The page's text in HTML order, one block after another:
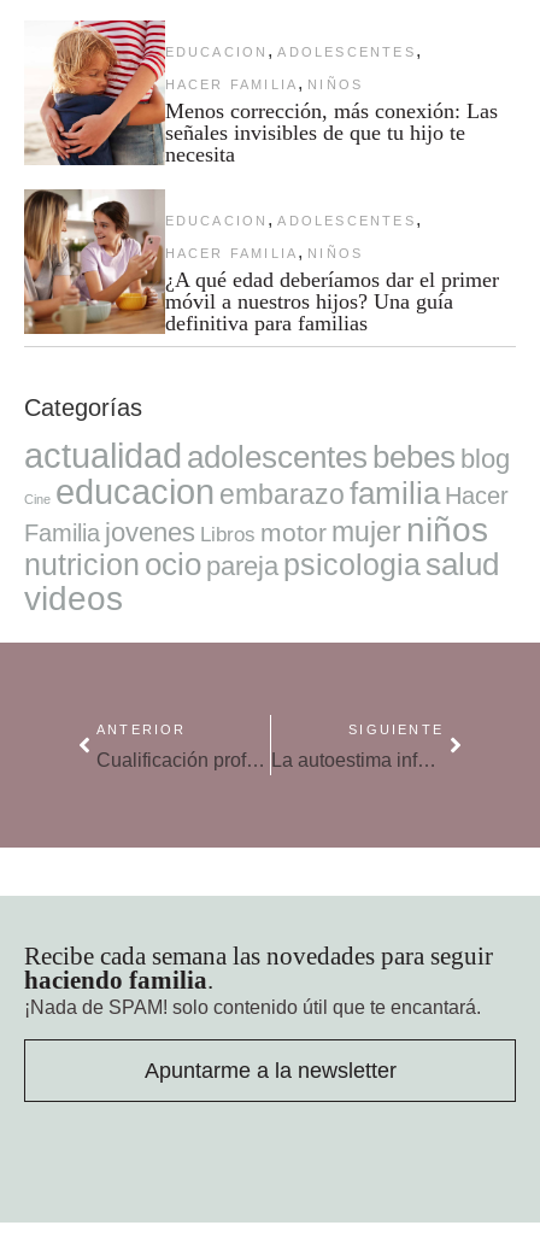
EDUCACION , ADOLESCENTES ,
HACER FAMILIA , NIÑOS
Menos corrección, más conexión: Las
señales invisibles de que tu hijo te
necesita
EDUCACION , ADOLESCENTES ,
HACER FAMILIA , NIÑOS
¿A qué edad deberíamos dar el primer
móvil a nuestros hijos? Una guía
definitiva para familias
Categorías
actualidad adolescentes bebes blog
Cine educacion embarazofamilia Hacer
Familia jovenes Libros motor mujer niños
nutricion ocio pareja psicologiasalud
videos
ANTERIOR
Cualificación profesional: el doctorado
SIGUIENTE
La autoestima infantil, técnicas para potenciarla
Recibe cada semana las novedades para seguir
haciendo familia.
¡Nada de SPAM! solo contenido útil que te encantará.
Apuntarme a la newsletter